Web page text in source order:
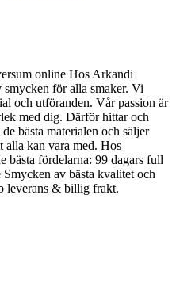
online Hos Arkandi
för alla smaker. Vi
och utföranden. Vår passion är
med dig. Därför hittar och
bästa materialen och säljer
alla kan vara med. Hos
bästa fördelarna: 99 dagars full
av bästa kvalitet och
leverans & billig frakt.